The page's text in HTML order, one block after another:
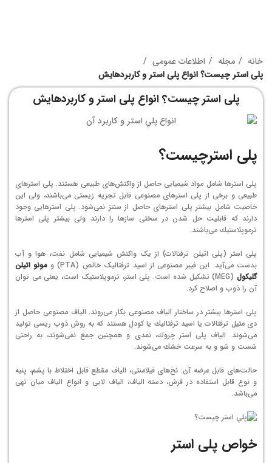
خانه مجله
اطلاعات عمومی
پلی استر چیست؟ انواع پلی استر و کاربردهایش
پلی استر چیست؟ انواع پلی استر و کاربردهایش
پلی استرچیست؟
پلی استرها شامل مواد شیمیایی حاصل از واكنش‌های طبیعی هستند. پلی استرهای
طبیعی و برخی از پلی استرهای مصنوعی قابل تجزیه زیستی می‌باشند، ولی این
خاصیت شامل بیشتر پلی استرهای حاصل از سنتز نمی‌شود. پلی استرهایی وجود
دارند كه قابلیت حل شدن در سختی سازها را دارند ولی بیشتر پلی استرها
ترموپلاستیك می‌باشند.
پلی استر (پلی اتیلن ترفتالات) از یک واکنش شیمیایی شامل نفت، هوا و آب
بدست می‌آید. این فیبر مصنوعی از اسید ترفتالیک خالص (PTA) و
مونو اتیلن
گلیکول
(MEG) تشکیل شده است. پلی استر، ترموپلاستیک است، یعنی می توان
آن را ذوب و اصلاح کرد.
پلی استرها بیشتر در ساختار الیاف مصنوعی بكار می‌روند. الیاف مصنوعی حاصل از
دی متیل ترفتالات یا اسید ترفتالیك یا كودل هستند كه به روش ذوب ریسی تولید
می‌شوند. الیاف پلی استر چروك، نمدی و همچنین جمع نمی‌شوند، به راحتی
شست و شو و به سرعت خشك می‌شوند.
حالت‌های قابل عرضه آن: نخ‌های فیلامنتی، الیاف مقطع قابل اختلاط با پشم، پنبه
و نوع قابل استفاده در فرش، دسته الیاف، الیاف لایی و انواع الیاف میان تهی
می‌باشد.
خواص پلی استر